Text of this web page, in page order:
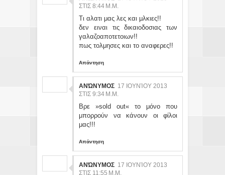
ΣΤΙΣ 8:44 Μ.Μ.
Τι αλατι μας λες και μλκιες!!
δεν ειναι τις δικαιοδοσιας των
γαλαζοαποτετοιων!!
πως τολμησες και το αναφερες!!
Απάντηση
ΑΝΏΝΥΜΟΣ 17 ΙΟΥΝΊΟΥ 2013
ΣΤΙΣ 9:34 Μ.Μ.
Βρε »sold out« το μόνο που
μπορρούν να κάνουν οι φίλοι
μας!!!
Απάντηση
ΑΝΏΝΥΜΟΣ 17 ΙΟΥΝΊΟΥ 2013
ΣΤΙΣ 11:55 Μ.Μ.